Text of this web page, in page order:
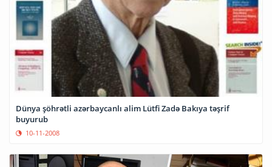
Dünya şöhrətli azərbaycanlı alim Lütfi Zadə Bakıya təşrif
buyurub
10-11-2008